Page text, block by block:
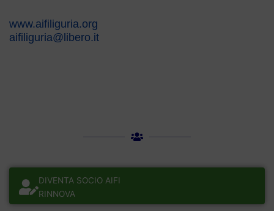
www.aifiliguria.org
aifiliguria@libero.it
DIVENTA SOCIO AIFI
RINNOVA